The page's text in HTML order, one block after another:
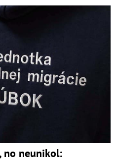
no neunikol: